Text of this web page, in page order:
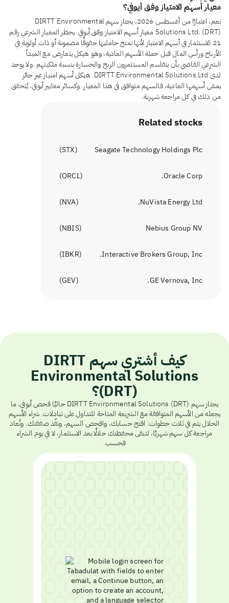
معيار أسهم الامتياز وفق أيوفي؟
نعم، اعتبارًا من أغسطس 2026، يجتاز سهم DIRTT Environmental
Solutions Ltd. (DRT) معيار أسهم الامتياز وفق أيوفي. يحظر المعيار الشرعي رقم
21 الاستثمار في أسهم الامتياز لأنها تمنح حامليها حقوقًا مضمونة أو ذات أولوية في
الأرباح ورأس المال قبل حملة الأسهم العادية، وهو هيكل يتعارض مع المبدأ
الشرعي القاضي بأن يتقاسم المستثمرون الربح والخسارة بنسبة ملكيتهم. ولا يوجد
لدى DIRTT Environmental Solutions Ltd. هيكل أسهم امتياز غير جائز
يمسّ أسهمها العادية، فالسهم متوافق في هذا المعيار. وكسائر معايير أيوفي، يُتحقق
من ذلك في كل مراجعة شهرية.
Related stocks
Seagate Technology Holdings Plc
(
STX
)
Oracle Corp.
(
ORCL
)
NuVista Energy Ltd.
(
NVA
)
Nebius Group NV
(
NBIS
)
Interactive Brokers Group, Inc.
(
IBKR
)
GE Vernova, Inc.
(
GEV
)
كيف أشتري سهم DIRTT
Environmental Solutions
(DRT)؟
يجتاز سهم DIRTT Environmental Solutions (DRT) حاليًا فحص أيوفي، ما
يجعله من الأسهم المتوافقة مع الشريعة المتاحة للتداول على تبادلات. شراء الأسهم
الحلال يتم في ثلاث خطوات: افتح حسابك، وافحص السهم، ونفّذ صفقتك. وتُعاد
مراجعة كل سهم شهريًا، لتبقى محفظتك حلالًا بعد الاستثمار، لا في يوم الشراء
فحسب.